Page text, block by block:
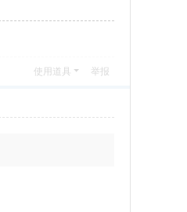
使用道具 举报